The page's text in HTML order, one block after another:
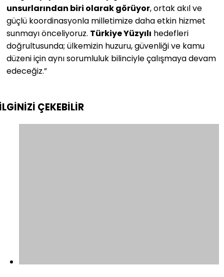
unsurlarından biri olarak görüyor, ortak akıl ve
güçlü koordinasyonla milletimize daha etkin hizmet
sunmayı önceliyoruz. Türkiye Yüzyılı hedefleri
doğrultusunda; ülkemizin huzuru, güvenliği ve kamu
düzeni için aynı sorumluluk bilinciyle çalışmaya devam
edeceğiz.”
ÇEKEBİLİR